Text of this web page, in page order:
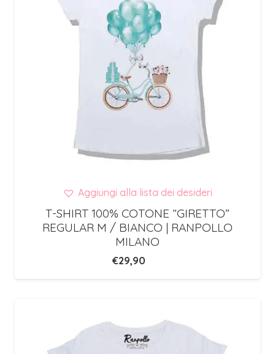
Aggiungi alla lista dei desideri
T-SHIRT 100% COTONE “GIRETTO”
REGULAR M / BIANCO | RANPOLLO
MILANO
€29,90